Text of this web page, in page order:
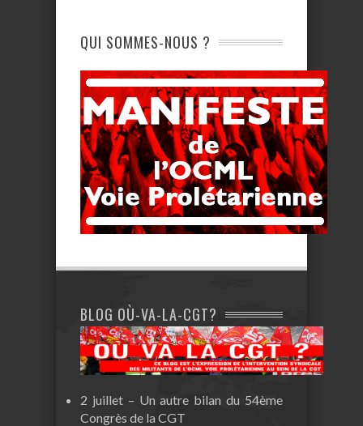
QUI SOMMES-NOUS ?
BLOG OÙ-VA-LA-CGT?
2 juillet – Un autre bilan du 54ème
Congrès de la CGT